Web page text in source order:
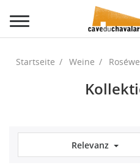
Startseite Weine
Relevanz